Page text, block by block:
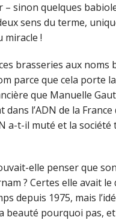
– sinon quelques
sens du terme,
miracle !
brasseries aux noms
parce que cela porte
que Manuelle
l’ADN de la
a-t-il muté et la
elle penser que
? Certes elle avait
depuis 1975, mais
beauté pourquoi pas,